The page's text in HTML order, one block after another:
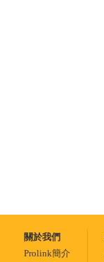
關於我們
Prolink簡介